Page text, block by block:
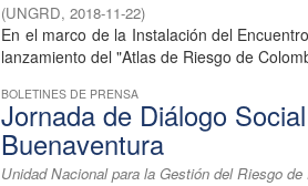
(UNGRD,2018-11-22)
En el marco de la Instalación del
lanzamiento del "Atlas de Riesgo de
BOLETINES DE PRENSA
Jornada de Diálogo
Buenaventura
Unidad Nacional para la Gestión del Riesgo de